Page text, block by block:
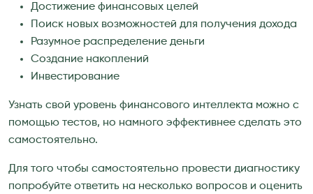
Достижение финансовых целей
Поиск новых возможностей для получения дохода
Разумное распределение деньги
Создание накоплений
Инвестирование
Узнать свой уровень финансового интеллекта можно с
помощью тестов, но намного эффективнее сделать это
самостоятельно.
Для того чтобы самостоятельно провести диагностику
попробуйте ответить на несколько вопросов и оценить